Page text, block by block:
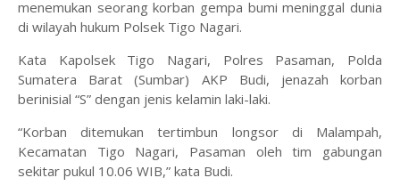
menemukan seorang korban gempa bumi meninggal dunia
di wilayah hukum Polsek Tigo Nagari.
Kata Kapolsek Tigo Nagari, Polres Pasaman, Polda
Sumatera Barat (Sumbar) AKP Budi, jenazah korban
berinisial “S” dengan jenis kelamin laki-laki.
“Korban ditemukan tertimbun longsor di Malampah,
Kecamatan Tigo Nagari, Pasaman oleh tim gabungan
sekitar pukul 10.06 WIB,” kata Budi.